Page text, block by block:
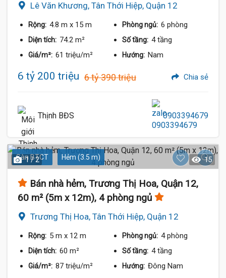
Lê Văn Khương, Tân Thới Hiệp, Quận 12
Rộng: 4.8 m x 15 m Phòng ngủ: 6 phòng
Diện tích: 74.2 m² Số tầng: 4 tầng
Giá/m²: 61 triệu/m² Hướng: Nam
6 tỷ 200 triệu 6 tỷ 390 triệu Chia sẻ
Thịnh BĐS 0903394679
Sàn BTCT Hẻm (3.5 m)
1 / 2 15
Bán nhà hẻm, Trương Thị Hoa, Quận 12,
60 m² (5m x 12m), 4 phòng ngủ
Trương Thị Hoa, Tân Thới Hiệp, Quận 12
Rộng: 5 m x 12 m Phòng ngủ: 4 phòng
Diện tích: 60 m² Số tầng: 4 tầng
Giá/m²: 87 triệu/m² Hướng: Đông Nam